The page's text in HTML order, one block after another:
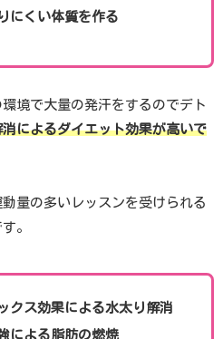
にくい体質を作る
境で大量の発汗をするのでデト
によるダイエット効果が高いで
量の多いレッスンを受けられる
。
クス効果による水太り解消
による脂肪の燃焼